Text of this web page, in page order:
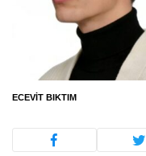
ECEVIT BIKTIM